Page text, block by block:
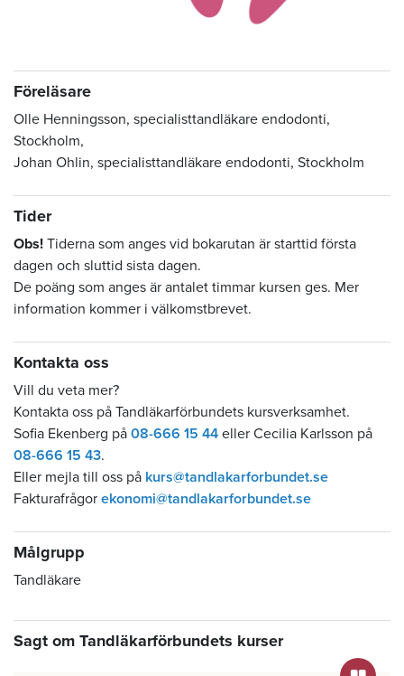
Föreläsare
Olle Henningsson, specialisttandläkare endodonti,
Stockholm,
Johan Ohlin, specialisttandläkare endodonti, Stockholm
Tider
Obs! Tiderna som anges vid bokarutan är starttid första
dagen och sluttid sista dagen.
De poäng som anges är antalet timmar kursen ges. Mer
information kommer i välkomstbrevet.
Kontakta oss
Vill du veta mer?
Kontakta oss på Tandläkarförbundets kursverksamhet.
Sofia Ekenberg på 08-666 15 44 eller Cecilia Karlsson på
08-666 15 43.
Eller mejla till oss på kurs@tandlakarforbundet.se
Fakturafrågor ekonomi@tandlakarforbundet.se
Målgrupp
Tandläkare
Sagt om Tandläkarförbundets kurser